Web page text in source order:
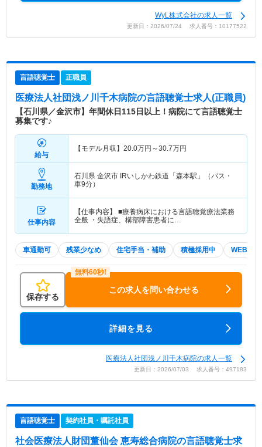
WyL株式会社の求人一覧
更新日：2026/07/24 求人番号：10177522
言語聴覚士 正職員
医療法人社団浅ノ川千木病院の言語聴覚士求人(正職員)
【石川県／金沢市】年間休日115日以上！病院にて言語聴覚士
募集です♪
給与
【モデル月収】 20.0万円～30.7万円
勤務地
石川県 金沢市 IRいしかわ鉄道「森本駅」（バス・
車9分）
仕事内容
【仕事内容】 ■療養病床における言語聴覚療法業務
全般 ・失語症、構部障害患者に…
車通勤可 残業少なめ 住宅手当・補助 積極採用中 WEB面
保存する
この求人を問い合わせる
詳細を見る
医療法人社団浅ノ川千木病院の求人一覧
更新日：2026/07/03 求人番号：497183
言語聴覚士 契約社員・嘱託社員
社会医療法人財団董仙会 恵寿総合病院の言語聴覚士求